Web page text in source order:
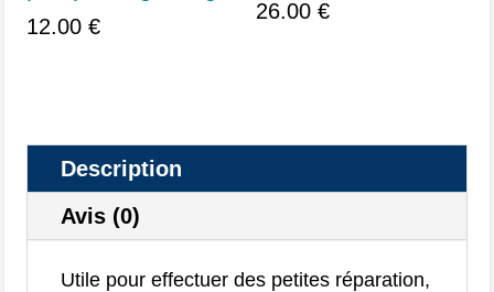
12.00€
26.00 €
Description
Avis (0)
Utile pour effectuer des petites réparation,